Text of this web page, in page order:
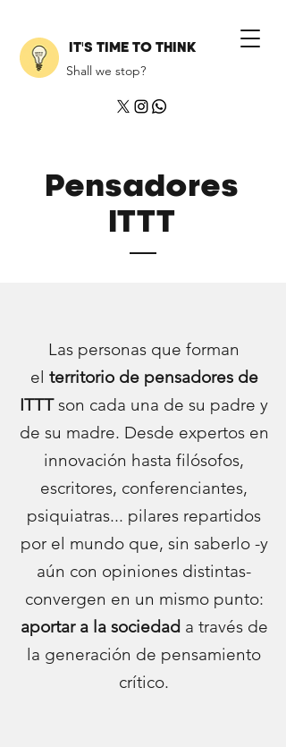
IT'S TIME TO THINK
Shall we stop?
Pensadores
ITTT
Las personas que forman
el territorio de pensadores de
ITTTson cada una de su padre y
de su madre. Desde expertos en
innovación hasta filósofos,
escritores, conferenciantes,
psiquiatras... pilares repartidos
por el mundo que, sin saberlo -y
aún con opiniones distintas-
convergen en un mismo punto:
aportar a la sociedad a través de
la generación de pensamiento
crítico.